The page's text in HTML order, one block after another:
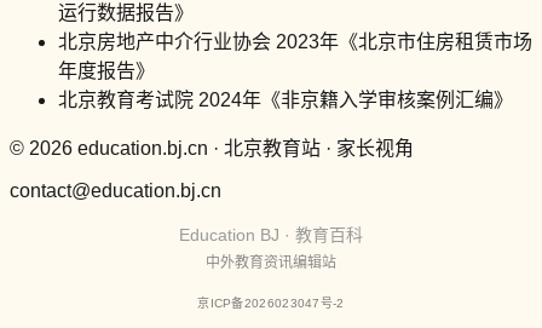
运行数据报告》
北京房地产中介行业协会 2023年《北京市住房租赁市场
年度报告》
北京教育考试院 2024年《非京籍入学审核案例汇编》
© 2026 education.bj.cn · 北京教育站 · 家长视角
contact@education.bj.cn
Education BJ · 教育百科
中外教育资讯编辑站
京ICP备2026023047号-2